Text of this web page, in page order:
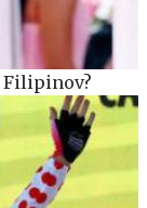
Filipinov?